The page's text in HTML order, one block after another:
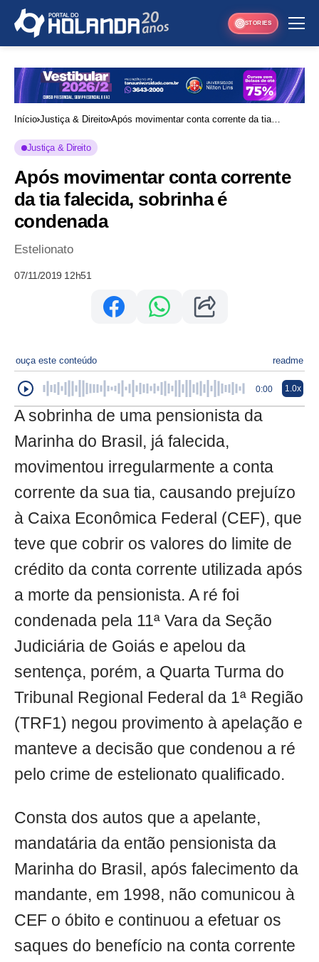
STORIES
Início Justiça & Direito Após movimentar conta corrente da tia
Justiça & Direito
Após movimentar conta corrente
da tia falecida, sobrinha é
condenada
Estelionato
07/11/2019 12h51
ouça este conteúdo readme
0:00 1.0x
A sobrinha de uma pensionista da
Marinha do Brasil, já falecida,
movimentou irregularmente a conta
corrente da sua tia, causando prejuízo
à Caixa Econômica Federal (CEF), que
teve que cobrir os valores do limite de
crédito da conta corrente utilizada após
a morte da pensionista. A ré foi
condenada pela 11ª Vara da Seção
Judiciária de Goiás e apelou da
sentença, porém, a Quarta Turma do
Tribunal Regional Federal da 1ª Região
(TRF1) negou provimento à apelação e
manteve a decisão que condenou a ré
pelo crime de estelionato qualificado.
Consta dos autos que a apelante,
mandatária da então pensionista da
Marinha do Brasil, após falecimento da
mandante, em 1998, não comunicou à
CEF o óbito e continuou a efetuar os
saques do benefício na conta corrente